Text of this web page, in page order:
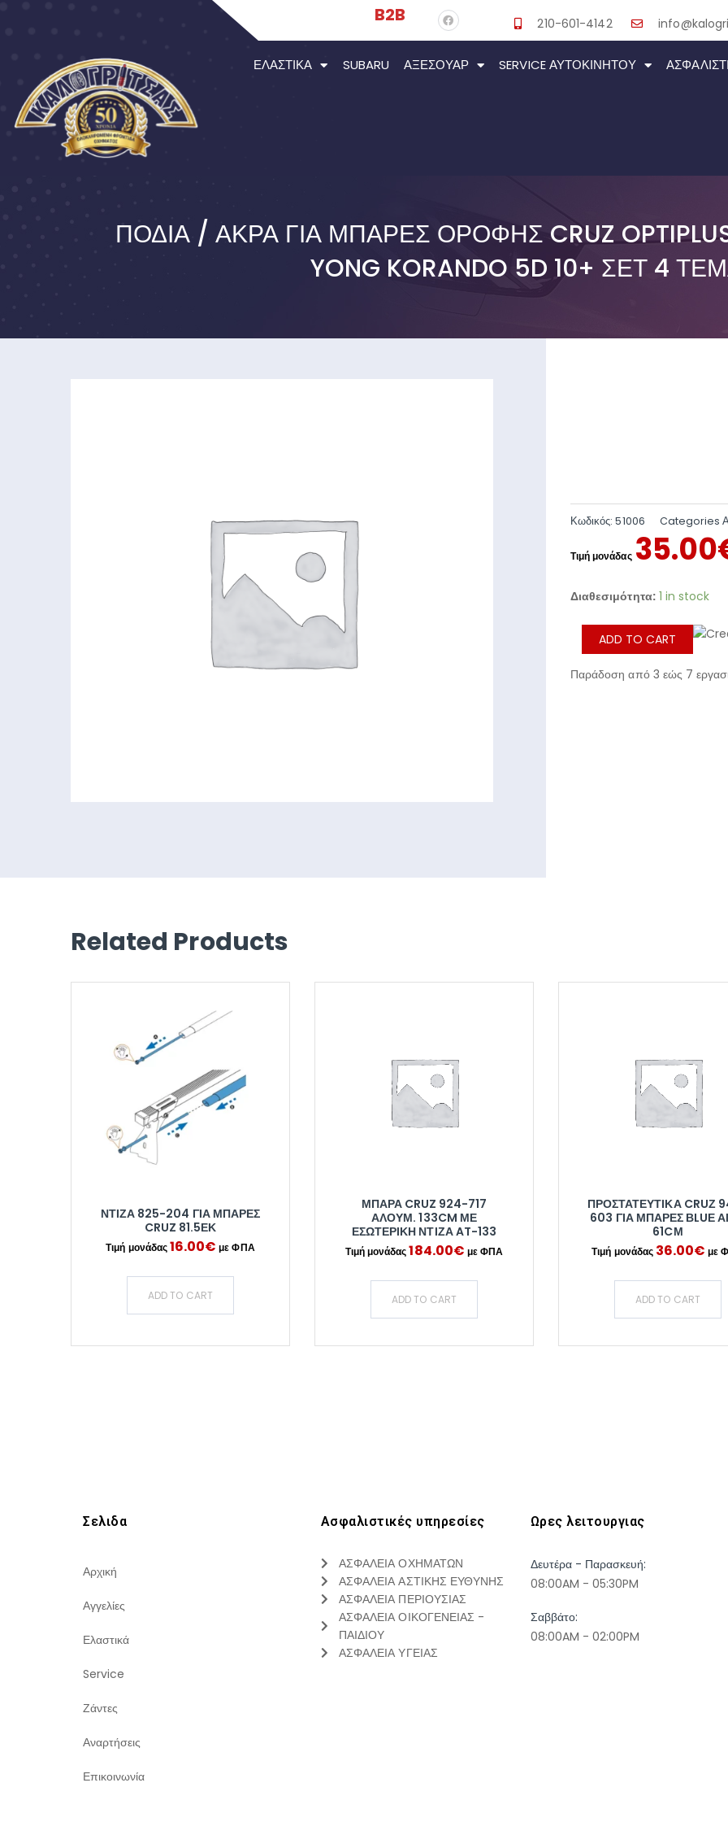
B2B 210-601-4142
ΕΛΑΣΤΙΚΆ SUBARU ΑΞΕΣΟΥΆΡ SERVICE ΑΥΤΟΚΙΝΉΤΟΥ
ΠΌΔΙΑ / ΆΚΡΑ ΓΙΑ ΜΠΆΡΕΣ ΟΡΟΦΉΣ CRUZ
YONG KORANDO 5D 10+ ΣΕΤ 4
Κωδικός:51006 Categories
35.00
Διαθεσιμότητα: 1 in stock
ADD TO CART
Παράδοση από 3 εώς 7
Related Products
ΝΤΙΖΑ 825-204 ΓΙΑ ΜΠΑΡΕΣ
CRUZ 81.5ΕΚ
16.00€
ADD TO CART
ΜΠΑΡΑ CRUZ 924-717
ΑΛΟΥΜ. 133CM ΜΕ
ΕΣΩΤΕΡΙΚΗ ΝΤΙΖΑ AT-133
184.00€
ADD TO CART
ΠΡΟΣΤΑΤΕΥΤΙΚΑ CRUΖ
603 ΓΙΑ ΜΠΑΡΕΣ ΒLUΕ
61CΜ
36.00€
ADD TO CART
Σελιδα
Αρχική
Αγγελίες
Ελαστικά
Service
Ζάντες
Αναρτήσεις
Επικοινωνία
Ασφαλιστικές υπηρεσίες
ΑΣΦΑΛΕΙΑ ΟΧΗΜΑΤΩΝ
ΑΣΦΑΛΕΙΑ ΑΣΤΙΚΗΣ ΕΥΘΥΝΗΣ
ΑΣΦΑΛΕΙΑ ΠΕΡΙΟΥΣΙΑΣ
ΑΣΦΑΛΕΙΑ ΟΙΚΟΓΕΝΕΙΑΣ -
ΠΑΙΔΙΟΥ
ΑΣΦΑΛΕΙΑ ΥΓΕΙΑΣ
Ωρες λειτουργιας
Δευτέρα - Παρασκευή:
08:00AM - 05:30PM
Σαββάτο:
08:00AM - 02:00PM